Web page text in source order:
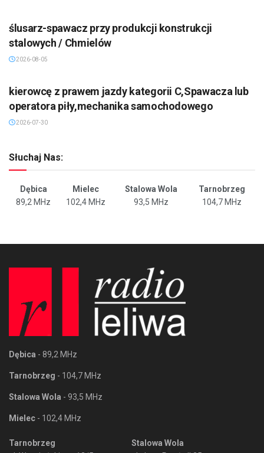
ślusarz-spawacz przy produkcji konstrukcji
stalowych / Chmielów
2026-08-05
kierowcę z prawem jazdy kategorii C,Spawacza lub
operatora piły,mechanika samochodowego
2026-07-30
Słuchaj Nas:
Dębica Mielec Stalowa Wola
Tarnobrzeg
89,2 MHz
102,4 MHz 93,5 MHz 104,7 MHz
Dębica - 89,2 MHz
Tarnobrzeg - 104,7 MHz
Stalowa Wola - 93,5 MHz
Mielec - 102,4 MHz
Tarnobrzeg
Stalowa Wola